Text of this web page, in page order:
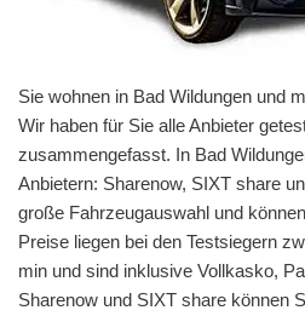
Sie wohnen in Bad Wildungen und
Wir haben für Sie alle Anbieter
zusammengefasst. In Bad
Anbietern: Sharenow, SIXT share
große Fahrzeugauswahl und
Preise liegen bei den Testsiegern
min und sind inklusive Vollkasko,
Sharenow und SIXT share können